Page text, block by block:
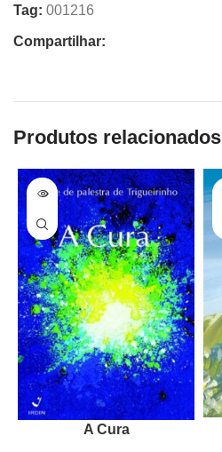
Tag: 001216
Compartilhar:
Produtos relacionados
A Cura